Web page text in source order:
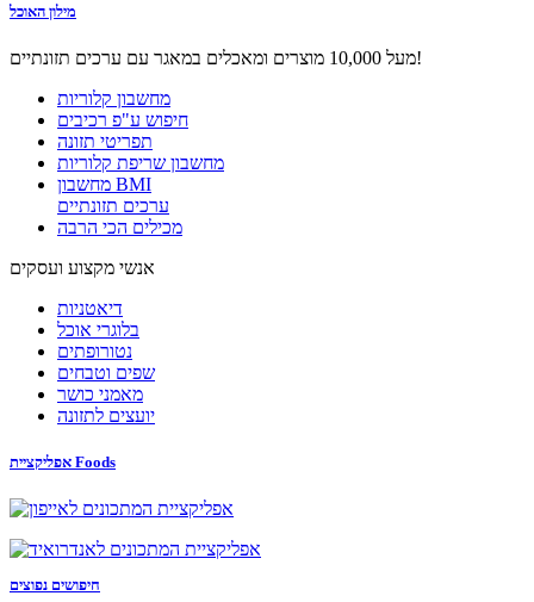
מילון האוכל
מעל 10,000 מוצרים ומאכלים במאגר עם ערכים תזונתיים!
מחשבון קלוריות
חיפוש ע"פ רכיבים
תפריטי תזונה
מחשבון שריפת קלוריות
מחשבון BMI
ערכים תזונתיים
מכילים הכי הרבה
אנשי מקצוע ועסקים
דיאטניות
בלוגרי אוכל
נטורופתים
שפים וטבחים
מאמני כושר
יועצים לתזונה
אפליקציית Foods
חיפושים נפוצים